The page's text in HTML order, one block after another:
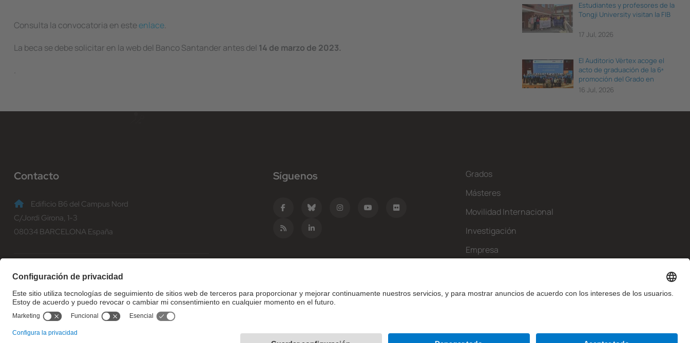
Consulta la convocatoria en esteenlace.
La beca se debe solicitar en la web del Banco Santander antes del 14 de marzo de 2023.
.
Estudiantes y profesores de la
Tongji University visitan la FIB
17 Jul, 2026
El Auditorio Vèrtex acoge el
acto de graduación de la 6ª
promoción del Grado en
Ciencia e Ingeniería de Datos
16 Jul, 2026
Contacto
Edificio B6 del Campus Nord
C/Jordi Girona, 1-3
08034 BARCELONA España
informacio@fib.upc.edu
Síguenos
Grados
Másteres
Movilidad Internacional
Investigación
Empresa